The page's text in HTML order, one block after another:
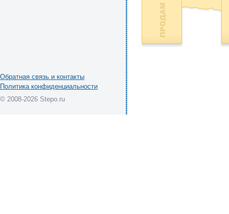
Обратная связь и контакты
Политика конфиденциальности
© 2008-2026 Stepo.ru